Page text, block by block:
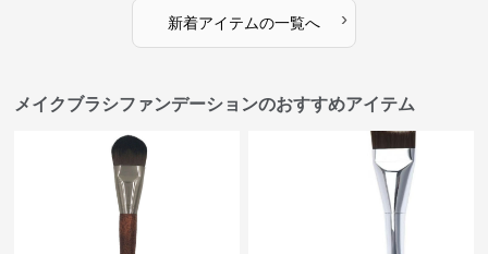
新着アイテムの一覧へ ›
メイクブラシファンデーションのおすすめアイテム